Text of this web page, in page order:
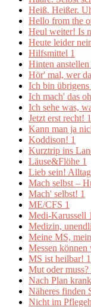
Heiß. Heißer.
Hello from the
Heul weiter! Is
Heute leider
Hilfsmittel 1
Hinten anstellen
Hör' mal, wer
Ich bin
Ich mach' das
Ich sehe was,
Jetzt erst recht! 1
Kann man ja
Koddison! 1
Kurztrip ins
Läuse&Flöhe 1
Lieb sein!
Mach selbst –
Mach' selbst! 1
ME/CFS 1
Medi-Karussell 1
Medizin,
Meine MS,
Messen
MS ist heilbar! 1
Mut oder muss?
Nach Plan krank
Näheres finden
Nicht im